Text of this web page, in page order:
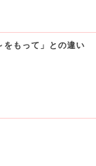
をもって」との違い